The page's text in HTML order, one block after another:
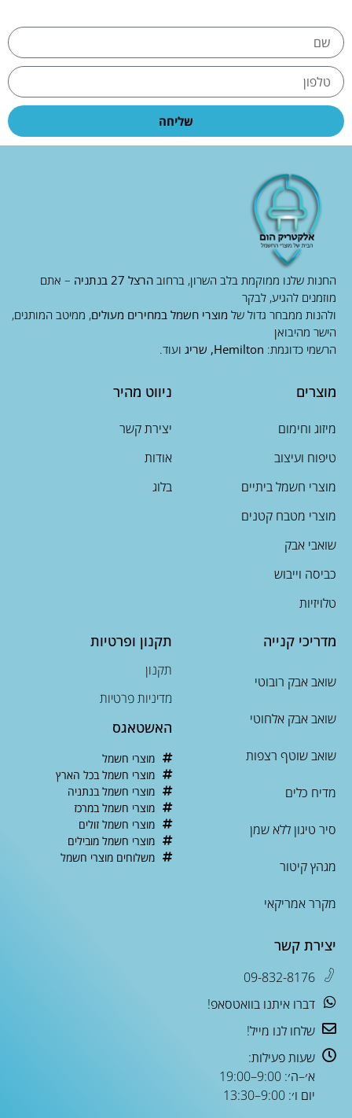
שליחה
החנות שלנו ממוקמת בלב השרון, ברחוב הרצל 27 בנתניה
– אתם
מוזמנים להגיע, לבקר
ולהנות ממבחר גדול של מוצרי חשמל במחירים מעולים, ממיטב המותגים,
הישר מהיבואן
הרשמי כדוגמת: Hemilton, שריג ועוד.
מוצרים
מיזוג וחימום
טיפוח ועיצוב
מוצרי חשמל ביתיים
מוצרי מטבח קטנים
שואבי אבק
כביסה וייבוש
טלויזיות
ניווט מהיר
יצירת קשר
אודות
בלוג
מדריכי קנייה
שואב אבק רובוטי
שואב אבק אלחוטי
שואב שוטף רצפות
מדיח כלים
סיר טיגון ללא שמן
מגהץ קיטור
מקרר אמריקאי
תקנון ופרטיות
תקנון
מדיניות פרטיות
האשטאגס
מוצרי חשמל
מוצרי חשמל בכל הארץ
מוצרי חשמל בנתניה
מוצרי חשמל במרכז
מוצרי חשמל זולים
מוצרי חשמל מובילים
משלוחים מוצרי חשמל
יצירת קשר
09-832-8176
דברו איתנו בוואטסאפ!
שלחו לנו מייל!
שעות פעילות:
א׳–ה׳: 9:00–19:00
יום ו׳: 9:00–13:30